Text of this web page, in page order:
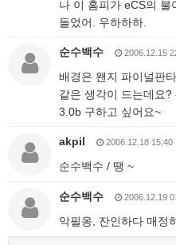
나 이 홈피가 eCS의
들었어. 우하하하.
순수백수 2006.12.15
배경은 왠지 파이널판
같은 생각이 드는데요
3.0b 구하고 싶어요~
akpil 2006.12.18 15:40
순수백수 / 땡 ~
순수백수 2006.12.19
악필옹, 잔인하다 매정